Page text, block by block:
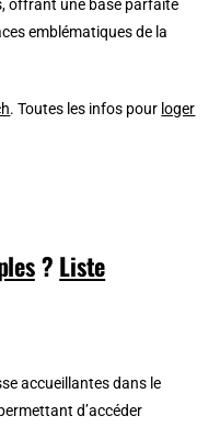
offrant une base parfaite
emblématiques de la
. Toutes les infos pour loger
? Liste
accueillantes dans le
d’accéder